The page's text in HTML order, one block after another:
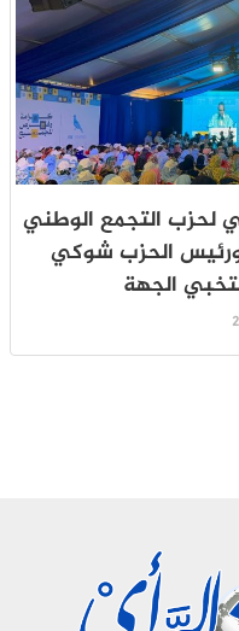
لحزب التجمع الوطني
ورئيس الحزب شوكي
الجهة